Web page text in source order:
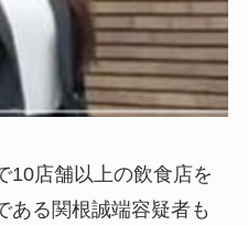
10店舗以上の飲食店を
ある関根誠端容疑者も